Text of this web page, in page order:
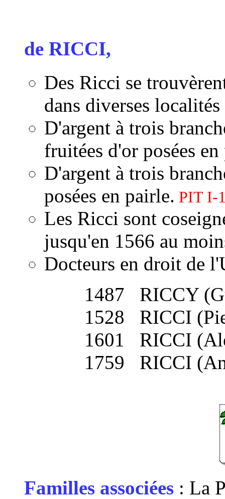
de RICCI,
Des Ricci se
dans diverses
D'argent à trois
fruitées d'or posées
D'argent à trois
posées en pairle. PIT I-
Les Ricci sont
jusqu'en 1566 au
Docteurs en droit
1487 RICCY
1528 RICCI
1601 RICCI
1759 RICCI
Familles associées : La